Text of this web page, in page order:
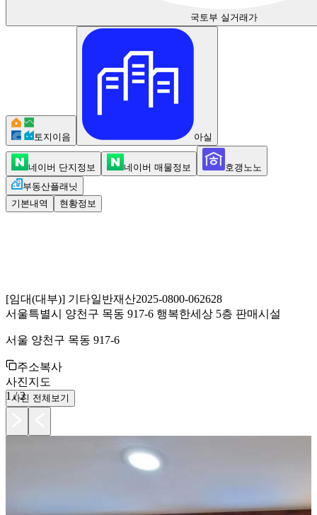
국토부 실거래가
토지이음 아실
네이버 단지정보 네이버 매물정보
호갱노노
부동산플래닛
기본내역
현황정보
[임대(대부)] 기타일반재산2025-0800-062628
서울특별시 양천구 목동 917-6 행복한세상 5층 판매시설
서울 양천구 목동 917-6
주소복사
사진지도
1 /2
사진 전체보기